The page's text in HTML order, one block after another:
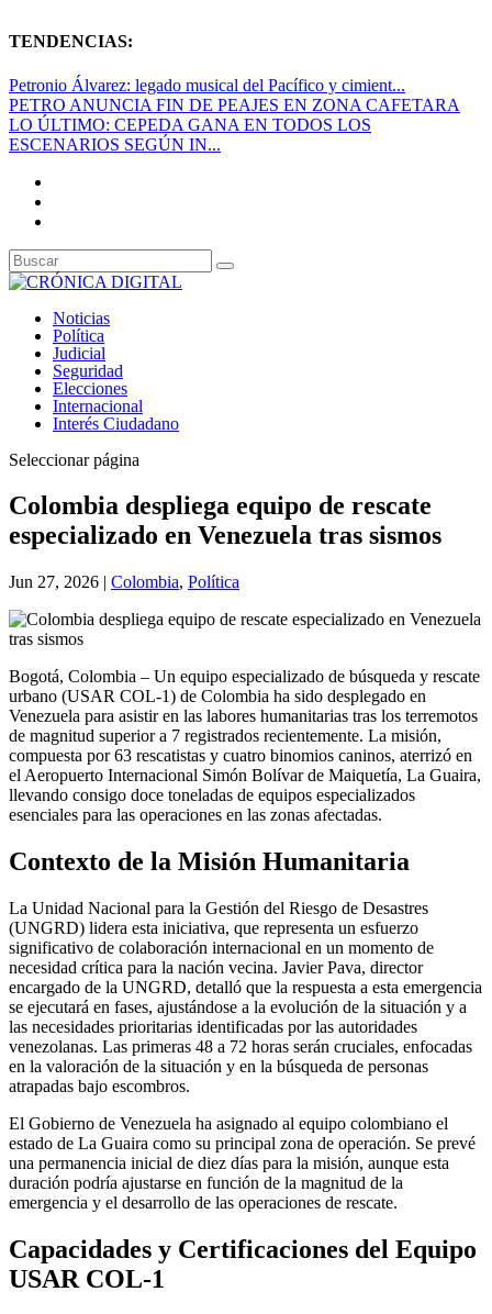
TENDENCIAS:
Petronio Álvarez: legado musical del Pacífico y cimient...
PETRO ANUNCIA FIN DE PEAJES EN ZONA CAFETARA
LO ÚLTIMO: CEPEDA GANA EN TODOS LOS
ESCENARIOS SEGÚN IN...
Noticias
Política
Judicial
Seguridad
Elecciones
Internacional
Interés Ciudadano
Seleccionar página
Colombia despliega equipo de rescate
especializado en Venezuela tras sismos
Jun 27, 2026 | Colombia, Política
Bogotá, Colombia – Un equipo especializado de búsqueda y rescate
urbano (USAR COL-1) de Colombia ha sido desplegado en
Venezuela para asistir en las labores humanitarias tras los terremotos
de magnitud superior a 7 registrados recientemente. La misión,
compuesta por 63 rescatistas y cuatro binomios caninos, aterrizó en
el Aeropuerto Internacional Simón Bolívar de Maiquetía, La Guaira,
llevando consigo doce toneladas de equipos especializados
esenciales para las operaciones en las zonas afectadas.
Contexto de la Misión Humanitaria
La Unidad Nacional para la Gestión del Riesgo de Desastres
(UNGRD) lidera esta iniciativa, que representa un esfuerzo
significativo de colaboración internacional en un momento de
necesidad crítica para la nación vecina. Javier Pava, director
encargado de la UNGRD, detalló que la respuesta a esta emergencia
se ejecutará en fases, ajustándose a la evolución de la situación y a
las necesidades prioritarias identificadas por las autoridades
venezolanas. Las primeras 48 a 72 horas serán cruciales, enfocadas
en la valoración de la situación y en la búsqueda de personas
atrapadas bajo escombros.
El Gobierno de Venezuela ha asignado al equipo colombiano el
estado de La Guaira como su principal zona de operación. Se prevé
una permanencia inicial de diez días para la misión, aunque esta
duración podría ajustarse en función de la magnitud de la
emergencia y el desarrollo de las operaciones de rescate.
Capacidades y Certificaciones del Equipo
USAR COL-1